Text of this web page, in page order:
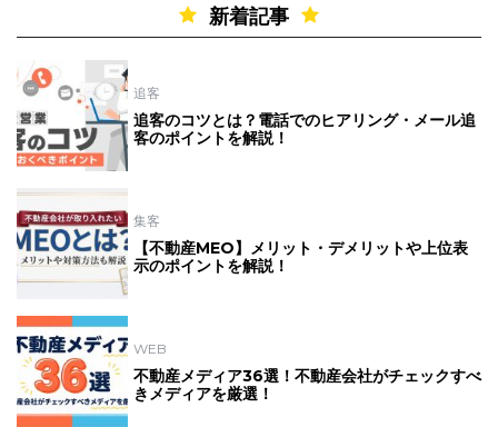
新着記事
追客
追客のコツとは？電話でのヒアリング・メール追
客のポイントを解説！
集客
【不動産MEO】メリット・デメリットや上位表
示のポイントを解説！
WEB
不動産メディア36選！不動産会社がチェックすべ
きメディアを厳選！